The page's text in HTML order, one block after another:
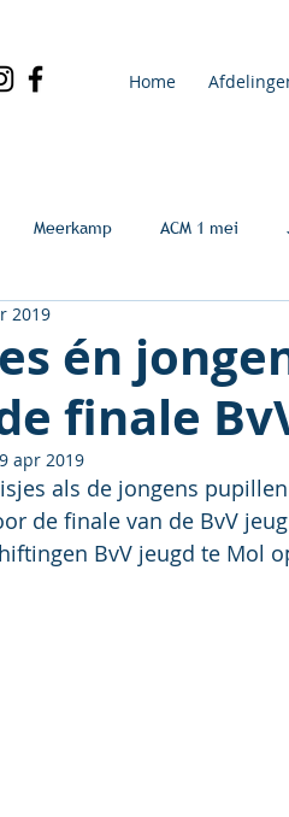
Home
Meerkamp ACM 1 mei
én
finale
2019
apr 2019
als de jongens
de finale van de BvV
BvV jeugd te Mol